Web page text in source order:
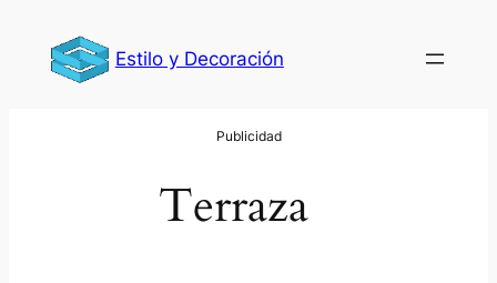
contenido
Estilo y Decoración
Terraza